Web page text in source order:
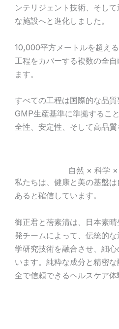
ンテリジェント技術、そし
な施設へと進化しました。
10,000平方メートルを超え
工程をカバーする複数の全
ます。
すべての工程は国際的な品質
GMP生産基準に準拠するこ
全性、安定性、そして高品質
自然 × 科学
私たちは、健康と美の基盤
あると確信しています。
御正君と蓓素清は、日本素
発チームによって、伝統的
学研究技術を融合させ、細
います。純粋な成分と精密
全で信頼できるヘルスケア体